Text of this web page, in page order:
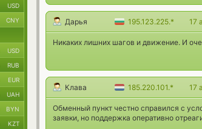
Дарья 195.123.225.* 17
Никаких лишних шагов и движение. И
Клава 185.220.101.* 17
Обменный пункт честно справился с
заявки, но поддержка оперативно
USD
CNY
USD
RUB
EUR
UAH
BYN
KZT